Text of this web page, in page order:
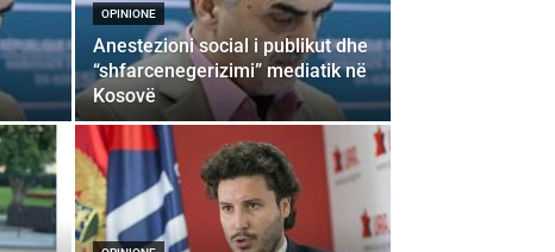
OPINIONE
Anestezioni social i publikut dhe
“shfarcenegerizimi” mediatik në
Kosovë